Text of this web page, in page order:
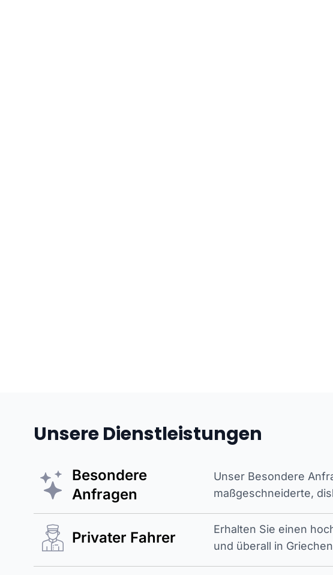
Unsere Dienstleistungen
Besondere
Anfragen
Unser Besondere
maßgeschneiderte,
Privater Fahrer
Erhalten Sie einen
und überall in